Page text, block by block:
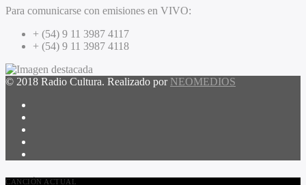
Para comunicarse con emisiones en VIVO:
+ (54) 9 11 3987 4117
+ (54) 9 11 3987 4118
© 2018 Radio Cultura. Realizado por NEOMEDIOS
CANCIÓN ACTUAL